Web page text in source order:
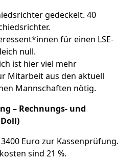
gedeckelt. 40
für einen LSE-
null.
ist hier viel mehr
Mitarbeit aus den aktuell
Mannschaften nötig.
– Rechnungs- und
Euro zur Kassenprüfung.
sind 21 %.